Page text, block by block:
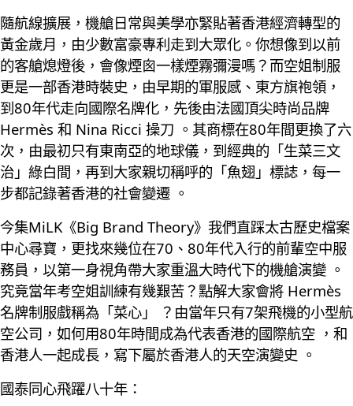
隨航線擴展，機艙日常與美學亦緊貼著香港經濟轉型的
黃金歲月，由少數富豪專利走到大眾化。你想像到以前
的客艙熄燈後，會像煙囪一樣煙霧彌漫嗎？而空姐制服
更是一部香港時裝史，由早期的軍服感、東方旗袍領，
到80年代走向國際名牌化，先後由法國頂尖時尚品牌
Hermès 和 Nina Ricci 操刀 。其商標在80年間更換了六
次，由最初只有東南亞的地球儀，到經典的「生菜三文
治」綠白間，再到大家親切稱呼的「魚翅」標誌，每一
步都記錄著香港的社會變遷 。
今集MiLK《Big Brand Theory》我們直踩太古歷史檔案
中心尋寶，更找來幾位在70、80年代入行的前輩空中服
務員，以第一身視角帶大家重溫大時代下的機艙演變 。
究竟當年考空姐訓練有幾艱苦？點解大家會將 Hermès
名牌制服戲稱為「菜心」 ？由當年只有7架飛機的小型航
空公司，如何用80年時間成為代表香港的國際航空 ，和
香港人一起成長，寫下屬於香港人的天空演變史 。
國泰同心飛躍八十年：